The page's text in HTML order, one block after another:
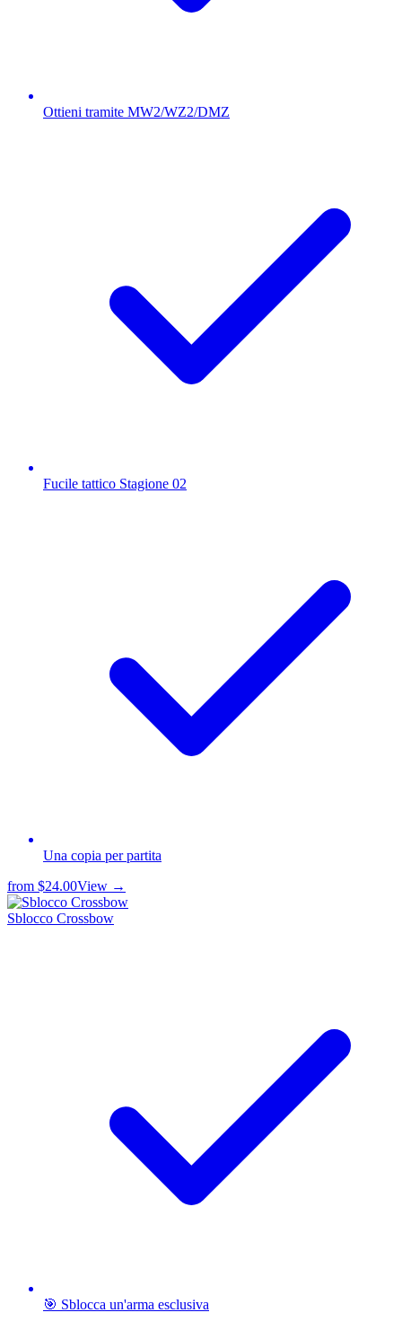
Ottieni tramite MW2/WZ2/DMZ
Fucile tattico Stagione 02
Una copia per partita
from $24.00View →
Sblocco Crossbow
🎯 Sblocca un'arma esclusiva